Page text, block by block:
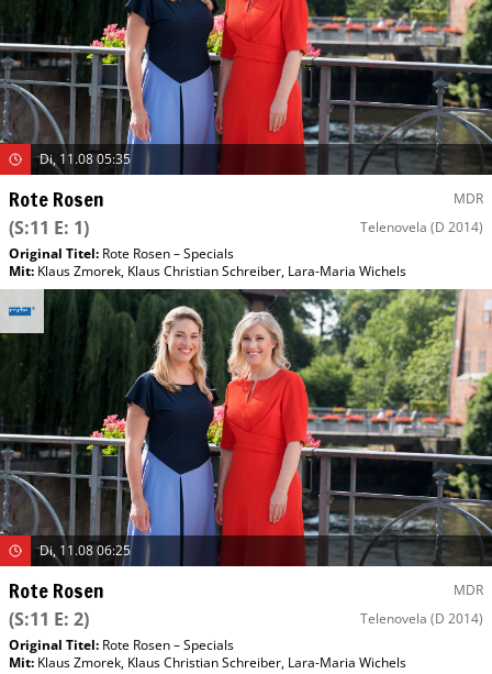
Di, 11.08 05:35
Rote Rosen MDR
(S:11 E: 1) Telenovela (D 2014)
Original Titel: Rote Rosen – Specials
Mit: Klaus Zmorek, Klaus Christian Schreiber, Lara-Maria Wichels
Di, 11.08 06:25
Rote Rosen MDR
(S:11 E: 2) Telenovela (D 2014)
Original Titel: Rote Rosen – Specials
Mit: Klaus Zmorek, Klaus Christian Schreiber, Lara-Maria Wichels